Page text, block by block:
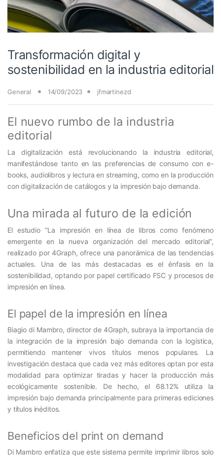
Transformación digital y
sostenibilidad en la industria editorial
General 14/09/2023 jfmartinezd
El nuevo rumbo de la industria
editorial
La digitalización está revolucionando la industria editorial,
manifestándose tanto en las preferencias de consumo con e-
books, audiolibros y lectura en streaming, como en la producción
con digitalización de catálogos y la impresión bajo demanda.
Una mirada al futuro de la edición
El estudio “La impresión en línea de libros como fenómeno
emergente en la nueva organización del mercado editorial”,
realizado por 4Graph, ofrece una panorámica de las tendencias
actuales. Una de las más destacadas es el énfasis en la
sostenibilidad, optando por papel certificado FSC y procesos de
impresión en línea.
El papel de la impresión en línea
Biagio di Mambro, director de 4Graph, subraya la importancia de
la integración de la impresión bajo demanda con la logística,
permitiendo mantener vivos títulos menos populares. La
investigación destaca que cada vez más editores optan por esta
modalidad para optimizar tiradas y hacer la producción más
ecológicamente sostenible. De hecho, el 68.12% utiliza la
impresión bajo demanda principalmente para primeras ediciones
y títulos inéditos.
Beneficios del print on demand
Di Mambro enfatiza que este sistema permite imprimir libros solo